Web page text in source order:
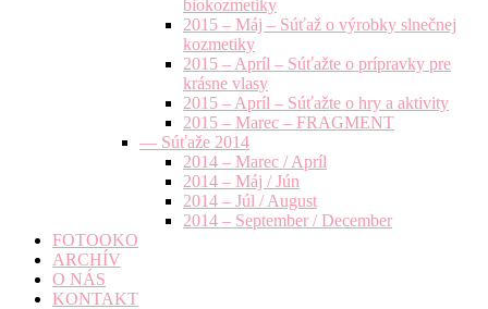
biokozmetiky
2015 – Máj – Súťaž o výrobky slnečnej
kozmetiky
2015 – Apríl – Súťažte o prípravky pre
krásne vlasy
2015 – Apríl – Súťažte o hry a aktivity
2015 – Marec – FRAGMENT
— Súťaže 2014
2014 – Marec / Apríl
2014 – Máj / Jún
2014 – Júl / August
2014 – September / December
FOTOOKO
ARCHÍV
O NÁS
KONTAKT